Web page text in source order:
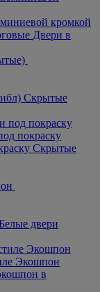
кромкой
Двери в
Скрытые
покраску
Скрытые
двери
Экошпон